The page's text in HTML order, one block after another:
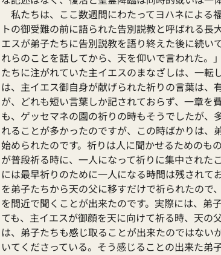
私たちは、ここ数週間にわたってヨハネによる
トの御受難の前に語られた告別説教と呼ばれる
エスが弟子たちに告別説教を語り終えた後に続い
れらのことを話してから、天を仰いで言われた
たちに注がれていた主イエスのまなざしは、一
は、主イエス御自身が献げられた祈りの言葉は
が、どれも短い言葉しか記されておらず、一章を
も、ゲッセマネの園の祈りの時もそうでしたが
れることが多かったのですが、この時ばかりは、
始められたのです。祈りは人に聞かせるためのも
が普段祈る時に、一人になって祈りに集中され
には最早祈りのために一人になる時間は残され
を弟子たちから天の父に移すだけで祈られたの
を間近で聞くことが出来たのです。実際には、弟
ても、主イエスが御顔を天に向けて祈る時、天の
は、弟子たちも感じ取ることが出来たのではない
いてくださっている。そう感じることの出来た弟